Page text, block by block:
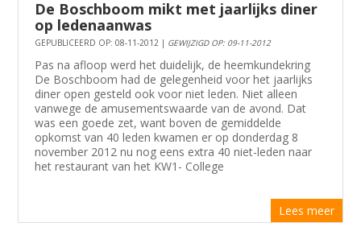
De Boschboom mikt met jaarlijks diner
op ledenaanwas
GEPUBLICEERD OP: 08-11-2012 | GEWIJZIGD OP: 09-11-2012
Pas na afloop werd het duidelijk, de heemkundekring
De Boschboom had de gelegenheid voor het jaarlijks
diner open gesteld ook voor niet leden. Niet alleen
vanwege de amusementswaarde van de avond. Dat
was een goede zet, want boven de gemiddelde
opkomst van 40 leden kwamen er op donderdag 8
november 2012 nu nog eens extra 40 niet-leden naar
het restaurant van het KW1- College
Lees meer